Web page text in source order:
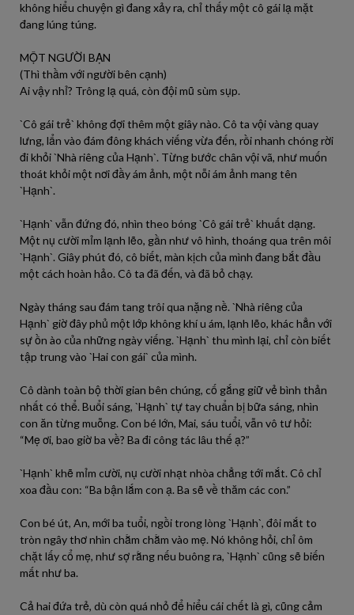
không hiểu chuyện gì đang xảy ra, chỉ thấy một cô gái lạ mặt
đang lúng túng.
MỘT NGƯỜI BẠN
(Thì thầm với người bên cạnh)
Ai vậy nhỉ? Trông lạ quá, còn đội mũ sùm sụp.
`Cô gái trẻ` không đợi thêm một giây nào. Cô ta vội vàng quay
lưng, lẩn vào đám đông khách viếng vừa đến, rồi nhanh chóng rời
đi khỏi `Nhà riêng của Hạnh`. Từng bước chân vội vã, như muốn
thoát khỏi một nơi đầy ám ảnh, một nỗi ám ảnh mang tên
`Hạnh`.
`Hạnh` vẫn đứng đó, nhìn theo bóng `Cô gái trẻ` khuất dạng.
Một nụ cười mỉm lạnh lẽo, gần như vô hình, thoáng qua trên môi
`Hạnh`. Giây phút đó, cô biết, màn kịch của mình đang bắt đầu
một cách hoàn hảo. Cô ta đã đến, và đã bỏ chạy.
Ngày tháng sau đám tang trôi qua nặng nề. `Nhà riêng của
Hạnh` giờ đây phủ một lớp không khí u ám, lạnh lẽo, khác hẳn với
sự ồn ào của những ngày viếng. `Hạnh` thu mình lại, chỉ còn biết
tập trung vào `Hai con gái` của mình.
Cô dành toàn bộ thời gian bên chúng, cố gắng giữ vẻ bình thản
nhất có thể. Buổi sáng, `Hạnh` tự tay chuẩn bị bữa sáng, nhìn
con ăn từng muỗng. Con bé lớn, Mai, sáu tuổi, vẫn vô tư hỏi:
“Mẹ ơi, bao giờ ba về? Ba đi công tác lâu thế ạ?”
`Hạnh` khẽ mỉm cười, nụ cười nhạt nhòa chẳng tới mắt. Cô chỉ
xoa đầu con: “Ba bận lắm con ạ. Ba sẽ về thăm các con.”
Con bé út, An, mới ba tuổi, ngồi trong lòng `Hạnh`, đôi mắt to
tròn ngây thơ nhìn chằm chằm vào mẹ. Nó không hỏi, chỉ ôm
chặt lấy cổ mẹ, như sợ rằng nếu buông ra, `Hạnh` cũng sẽ biến
mất như ba.
Cả hai đứa trẻ, dù còn quá nhỏ để hiểu cái chết là gì, cũng cảm